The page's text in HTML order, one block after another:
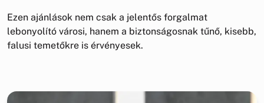
Ezen ajánlások nem csak a jelentős forgalmat
lebonyolító városi, hanem a biztonságosnak tűnő, kisebb,
falusi temetőkre is érvényesek.